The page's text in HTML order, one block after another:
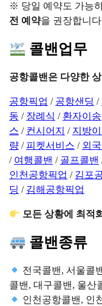
※ 당일 예약도 가능
전 예약을 권장합니
콜밴업무
공항콜밴은 다양한
공항픽업 / 공항샌딩 /
동 / 장례식 / 환자이송
스 / 컨시어지 / 지방
량 / 피켓서비스 / 외
/ 여행콜밴 / 골프콜밴
인천공항픽업 / 김포
딩 / 김해공항픽업
모든 상황에 최적
콜밴종류
전국콜밴, 서울콜
콜밴, 대구콜밴, 울산
인천공항콜밴, 인